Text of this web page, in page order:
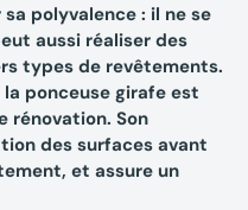
sa polyvalence : il ne se
aussi réaliser des
types de revêtements.
ponceuse girafe est
rénovation. Son
des surfaces avant
et assure un